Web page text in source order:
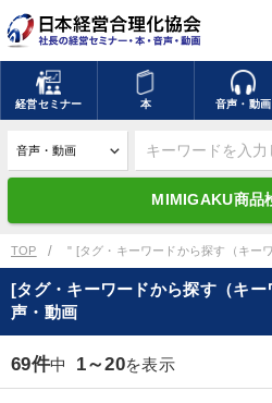
経営セミナー 本 音声・動画
MIMIGAKU商品
キーワードを入力して探す
デジタル版対応のみ検索結果に
search 上記の条
mic 講演収録物を探す
全国経営者セミナー講演収録物（全
ます
TOP " [タグ・キーワードから探す（キー
[タグ・キーワードから探す（キ
声・動画
69件中 1～20を表示